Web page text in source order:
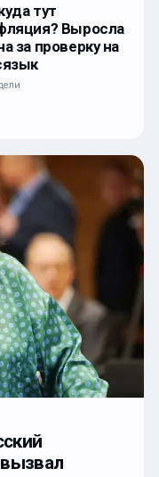
тут
Выросла
за проверку на